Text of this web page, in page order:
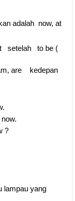
adalah now, at
setelah to be (
are kedepan
?
yang